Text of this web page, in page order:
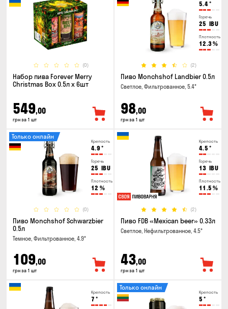
(0)
Набор пива Forever Merry
Christmas Box 0.5л x 6шт
549,00
грн за 1 шт
5.4°
Горечь
25 IBU
Плотность
12.3%
(2)
Пиво Monchshof Landbier 0.5л
Светлое, Фильтрованное, 5.4°
98,00
грн за 1 шт
Крепость
4.9 °
Горечь
25 IBU
Плотность
12 %
(0)
Только онлайн
Пиво Monchshof Schwarzbier
0.5л
Темное, Фильтрованное, 4.9°
109,00
грн за 1 шт
Крепость
4.5 °
Горечь
13 IBU
Плотность
11.5 %
(2)
Пиво FDB «Mexican beer» 0.33л
Светлое, Нефильтрованное, 4.5°
43,00
грн за 1 шт
Крепость
7 °
Крепость
5 °
Только онлайн